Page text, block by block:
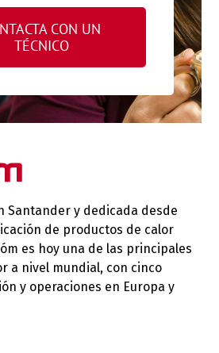
CON UN
TÉCNICO
Santander y dedicada desde
de productos de calor
es hoy una de las principales
a nivel mundial, con cinco
y operaciones en Europa y